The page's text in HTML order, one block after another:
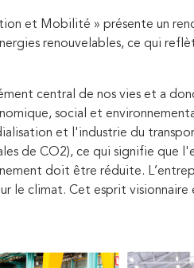
et Mobilité » présente un
renouvelables, ce qui
central de nos vies et a
social et
et l'industrie du
de CO2), ce qui signifie que
doit être réduite.
le climat. Cet esprit